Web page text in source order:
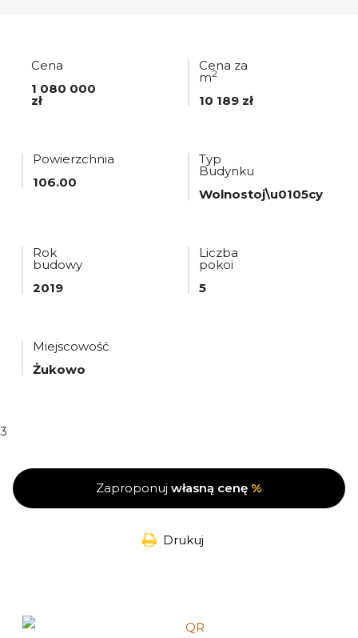
Cena
1 080 000
zł
Cena za
m2
10 189 zł
Powierzchnia
106.00
Typ
Budynku
Wolnostoj\u0105cy
Rok
budowy
2019
Liczba
pokoi
5
Miejscowość
Żukowo
3
Zaproponuj własną cenę %
Drukuj